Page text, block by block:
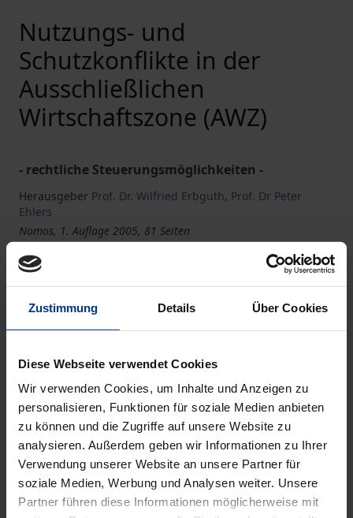
Zustimmung Details Über Cookies
Diese Webseite verwendet Cookies
Wir verwenden Cookies, um Inhalte und Anzeigen zu
personalisieren, Funktionen für soziale Medien anbieten
zu können und die Zugriffe auf unsere Website zu
analysieren. Außerdem geben wir Informationen zu Ihrer
Verwendung unserer Website an unsere Partner für
soziale Medien, Werbung und Analysen weiter. Unsere
Partner führen diese Informationen möglicherweise mit
Nutzungs- und
Schutzkonflikte in der
Ausschließlichen
Wirtschaftszone (AWZ)
- rechtliche Steuerungsmöglichkeiten -
Herausgeber Prof. Dr. Wilfried Erbguth, Prof. Dr Peter
Ehlers
Nomos, 1. Auflage 2005, 81 Seiten
Seerecht und Umweltrecht
Nicht lieferbar
In den Warenkorb
Zur Wunschliste hinzufügen
Hinweise zu Versandkosten